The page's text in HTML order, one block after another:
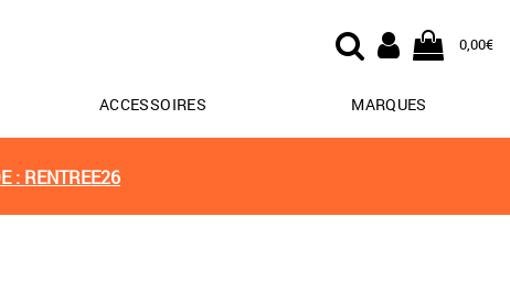
0,00€
ACCESSOIRES MARQUES
: RENTREE26